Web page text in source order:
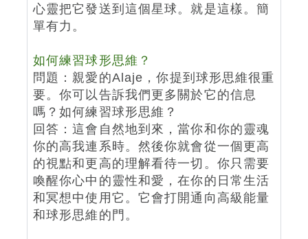
心靈把它發送到這個星球。就是這樣。簡
單有力。
如何練習球形思維？
問題：親愛的Alaje，你提到球形思維很重
要。你可以告訴我們更多關於它的信息
嗎？如何練習球形思維？
回答：這會自然地到來，當你和你的靈魂
你的高我連系時。然後你就會從一個更高
的視點和更高的理解看待一切。你只需要
喚醒你心中的靈性和愛，在你的日常生活
和冥想中使用它。它會打開通向高級能量
和球形思維的門。